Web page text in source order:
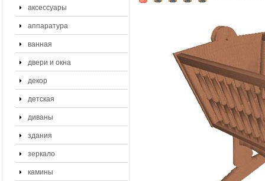
аксессуары
аппаратура
ванная
двери и окна
декор
детская
диваны
здания
зеркало
камины